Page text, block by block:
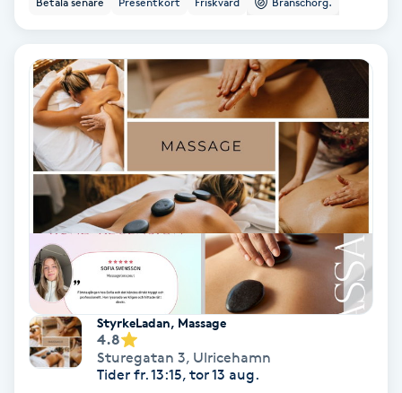
Babylights
Balayage
Bambumassage
Barber
Barnklippning
BIAB
StyrkeLadan, Massage
4.8
Sturegatan 3, Ulricehamn
Tider fr. 13:15, tor 13 aug.